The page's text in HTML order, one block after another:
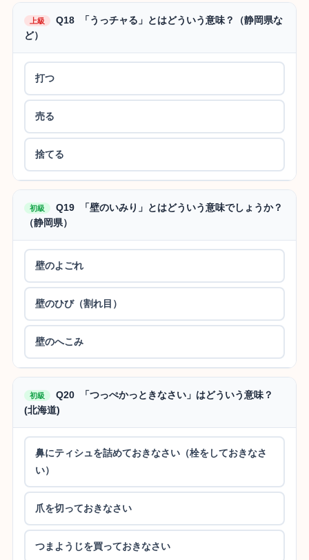
上級
Q18 「うっチャる」とはどういう意味？（静岡県な
ど）
打つ
売る
捨てる
初級
Q19 「壁のいみり」とはどういう意味でしょうか？
（静岡県）
壁のよごれ
壁のひび（割れ目）
壁のへこみ
初級
Q20 「つっぺかっときなさい」はどういう意味？
(北海道)
鼻にティシュを詰めておきなさい（栓をしておきなさ
い）
爪を切っておきなさい
つまようじを買っておきなさい